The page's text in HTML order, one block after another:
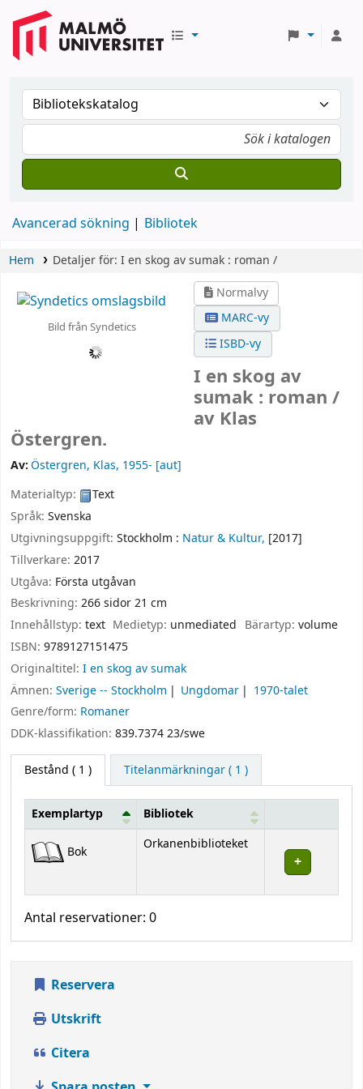
Avancerad sökning Bibliotek
Hem Detaljer för: I en skog av sumak : roman /
Bild från Syndetics
Normalvy
MARC-vy
ISBD-vy
I en skog av
sumak : roman /
av Klas
Östergren.
Av:Östergren, Klas, 1955- [aut]
Materialtyp:
Text
Språk: Svenska
Utgivningsuppgift: Stockholm : Natur & Kultur, [2017]
Tillverkare: 2017
Utgåva: Första utgåvan
Beskrivning: 266 sidor 21 cm
Innehållstyp: text Medietyp: unmediated Bärartyp: volume
ISBN: 9789127151475
Originaltitel: I en skog av sumak
Ämnen: Sverige -- Stockholm Ungdomar
1970-talet
Genre/form: Romaner
DDK-klassifikation: 839.7374 23/swe
Bestånd ( 1 ) Titelanmärkningar ( 1 )
Bestånd
Exemplartyp Bibliotek
Bok Orkanenbiblioteket
Antal reservationer: 0
Reservera
Utskrift
Citera